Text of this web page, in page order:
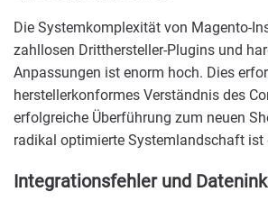
Die Systemkomplexität von Magento-
zahllosen Dritthersteller-Plugins und
Anpassungen ist enorm hoch. Dies
herstellerkonformes Verständnis des
erfolgreiche Überführung zum neuen
radikal optimierte Systemlandschaft ist
Integrationsfehler und